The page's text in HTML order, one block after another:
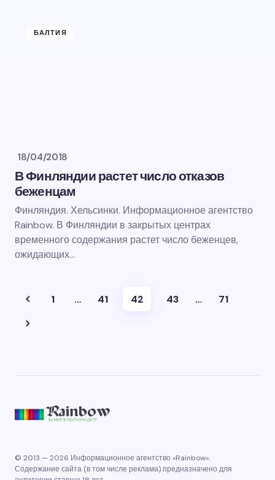
БАЛТИЯ
18/04/2018
В Финляндии растет число отказов
беженцам
Финляндия. Хельсинки. Информационное агентство
Rainbow. В Финляндии в закрытых центрах
временного содержания растет число беженцев,
ожидающих…
1 … 41 42 43 … 71
© 2013 — 2026 Информационное агентство «Rainbow».
Содержание сайта (в том числе реклама) предназначено для